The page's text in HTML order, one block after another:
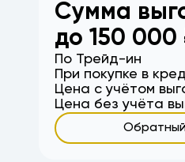
Сумма
до 150 000
По Трейд-ин
При покупке в
Цена с учётом
Цена без учёта